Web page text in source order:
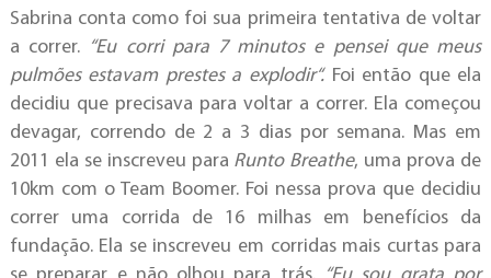
Sabrina conta como foi sua primeira tentativa de voltar
a correr. “Eu corri para 7 minutos e pensei que meus
pulmões estavam prestes a explodir“. Foi então que ela
decidiu que precisava para voltar a correr. Ela começou
devagar, correndo de 2 a 3 dias por semana. Mas em
2011 ela se inscreveu para Runto Breathe, uma prova de
10km com o Team Boomer. Foi nessa prova que decidiu
correr uma corrida de 16 milhas em benefícios da
fundação. Ela se inscreveu em corridas mais curtas para